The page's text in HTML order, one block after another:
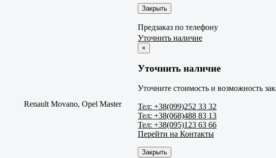
Закрыть
Предзаказ по телефону
Renault Movano, Opel Master
Уточнить наличие
×
Уточнить наличие
Уточните стоимость и возможность
Тел: +38(099)252 33 32
Тел: +38(068)488 83 13
Тел: +38(095)123 63 66
Перейти на Контакты
Закрыть